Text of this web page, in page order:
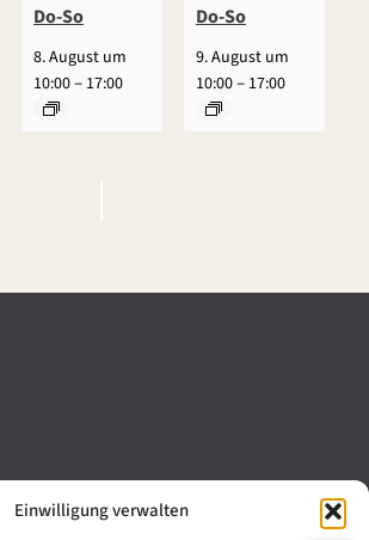
Einwilligung verwalten
Do-So
8. August um
10:00– 17:00
Do-So
9. August um
10:00– 17:00